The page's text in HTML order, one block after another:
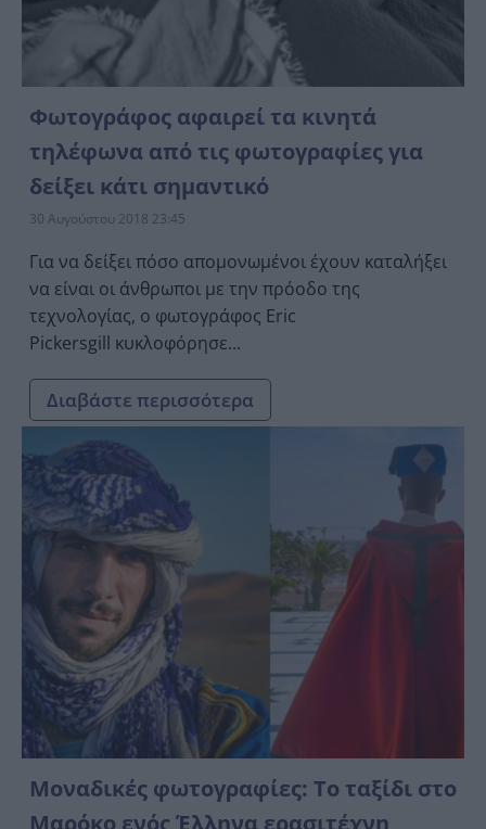
Φωτογράφος αφαιρεί τα κινητά
τηλέφωνα από τις φωτογραφίες για
δείξει κάτι σημαντικό
30 Αυγούστου 2018 23:45
Για να δείξει πόσο απομονωμένοι έχουν καταλήξει
να είναι οι άνθρωποι με την πρόοδο της
τεχνολογίας, ο φωτογράφος Eric
Pickersgill κυκλοφόρησε...
Διαβάστε περισσότερα
Μοναδικές φωτογραφίες: Το ταξίδι στο
Μαρόκο ενός Έλληνα ερασιτέχνη